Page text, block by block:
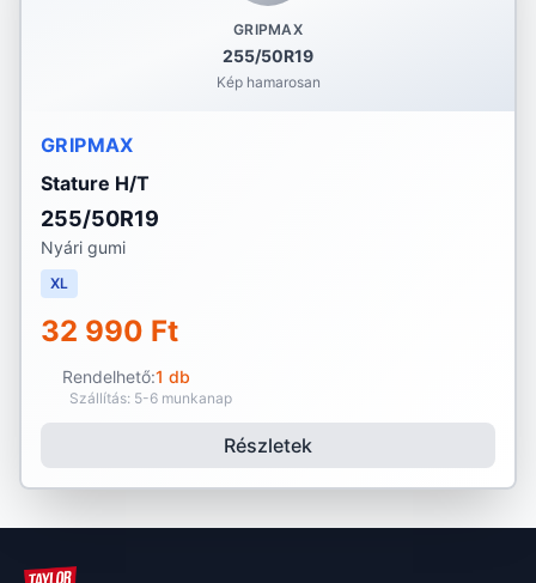
GRIPMAX
255/50R19
Kép hamarosan
GRIPMAX
Stature H/T
255/50R19
Nyári gumi
XL
32 990 Ft
Rendelhető:1 db
Szállítás: 5-6 munkanap
Részletek